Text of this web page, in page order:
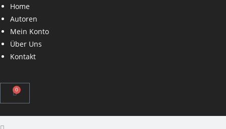
Home
Autoren
Mein Konto
Über Uns
Kontakt
0